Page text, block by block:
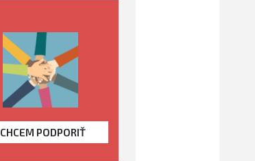
CHCEM PODPORIŤ